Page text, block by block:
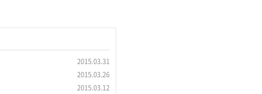
2015.03.31
2015.03.26
2015.03.12